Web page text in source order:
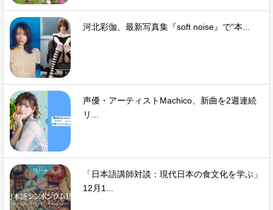
河北彩伽、最新写真集『soft noise』で“本...
声優・アーティストMachico、新曲を2週連続
リ...
「日本語講師対談：現代日本の食文化を学ぶ」
12月1...